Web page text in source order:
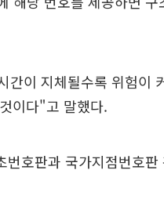
이 지체될수록 위험이
이다"고 말했다.
호판과 국가지점번호